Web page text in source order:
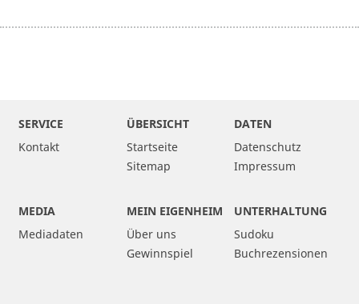
SERVICE
Kontakt
ÜBERSICHT
Startseite
Sitemap
DATEN
Datenschutz
Impressum
MEDIA
Mediadaten
MEIN EIGENHEIM
Über uns
Gewinnspiel
UNTERHALTUNG
Sudoku
Buchrezensionen